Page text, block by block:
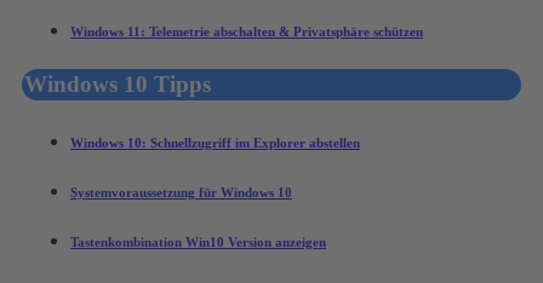
Windows 11: Telemetrie abschalten & Privatsphäre schützen
Windows 10 Tipps
Windows 10: Schnellzugriff im Explorer abstellen
Systemvoraussetzung für Windows 10
Tastenkombination Win10 Version anzeigen